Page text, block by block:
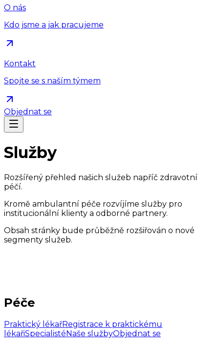
O nás
Kdo jsme a jak pracujeme
Kontakt
Spojte se s naším týmem
Objednat se
Služby
Rozšířený přehled našich služeb napříč zdravotní
péčí.
Kromě ambulantní péče rozvíjíme služby pro
institucionální klienty a odborné partnery.
Obsah stránky bude průběžně rozšiřován o nové
segmenty služeb.
Péče
Praktický lékařRegistrace k praktickému
lékařiSpecialistéNaše službyObjednat se